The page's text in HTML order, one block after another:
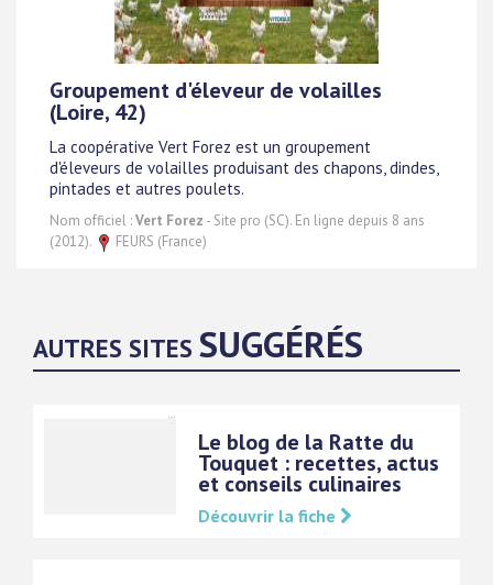
Groupement d'éleveur de volailles
(Loire, 42)
La coopérative Vert Forez est un groupement
d'éleveurs de volailles produisant des chapons, dindes,
pintades et autres poulets.
Nom officiel :Vert Forez - Site pro (SC). En ligne depuis 8 ans
(2012).
FEURS (France)
AUTRES SITES SUGGÉRÉS
Le blog de la Ratte du
Touquet : recettes, actus
et conseils culinaires
Découvrir la fiche